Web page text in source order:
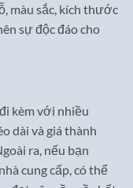
màu sắc, kích thước
sự độc đáo cho
kèm với nhiều
dài và giá thành
ra, nếu bạn
cung cấp, có thể